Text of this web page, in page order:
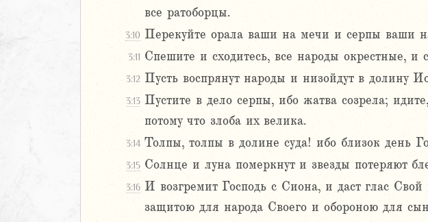
все ратоборцы.
3:10 Перекуйте орала ваши на мечи и серпы ваши
3:11 Спешите и сходитесь, все народы окрестные, и
3:12 Пусть воспрянут народы и низойдут в долину
3:13 Пустите в дело серпы, ибо жатва созрела;
потому что злоба их велика.
3:14 Толпы, толпы в долине суда! ибо близок день
3:15 Солнце и луна померкнут и звезды потеряют
3:16 И возгремит Господь с Сиона, и даст глас
защитою для народа Своего и обороною для